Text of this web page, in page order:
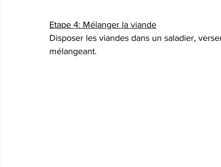
Etape 4: Mélanger la viande
Disposer les viandes dans un saladier,
mélangeant.